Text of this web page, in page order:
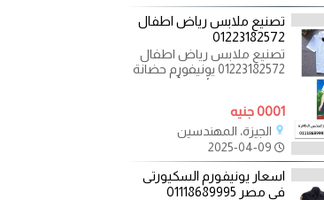
تصنيع ملابس رياض اطفال
01223182572
تصنيع ملابس رياض اطفال
01223182572 يونيفورم حضانة
بتصميمات ملائمة وألوان
0001 جنيه
الجيزة، المهندسين
2025-04-09
اسعار يونيفورم السكيورتى
في مصر 01118689995